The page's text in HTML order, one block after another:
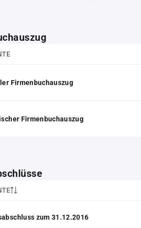
Firmenbuchauszug
Firmenbuchauszug
zum 31.12.2016